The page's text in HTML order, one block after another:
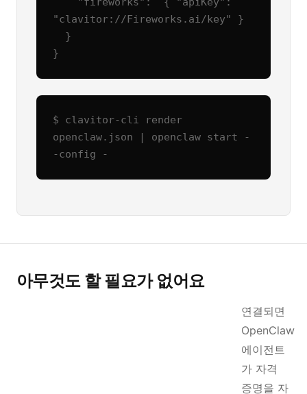
"clavitor://Fireworks.ai/key" }
}
$ clavitor-cli render
openclaw.json | openclaw start -
-config -
아무것도 할 필요가 없어요
연결되면
OpenClaw
에이전트
가 자격
증명을 자